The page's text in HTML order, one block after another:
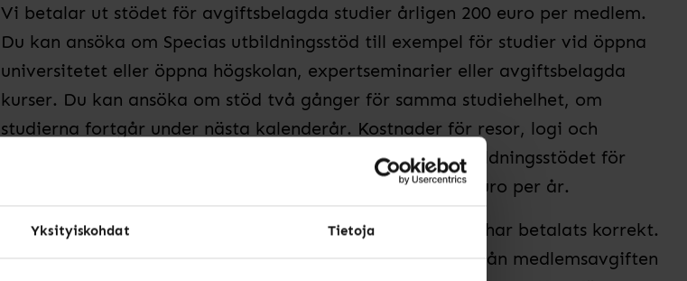
Yksityiskohdat Tietoja
Vi betalar ut stödet för avgiftsbelagda studier årligen 200 euro per medlem.
Du kan ansöka om Specias utbildningsstöd till exempel för studier vid öppna
universitetet eller öppna högskolan, expertseminarier eller avgiftsbelagda
kurser. Du kan ansöka om stöd två gånger för samma studiehelhet, om
studierna fortgår under nästa kalenderår. Kostnader för resor, logi och
material omfattas inte av stödet. Du kan ansöka om utbildningsstödet för
men kan högst beviljas stöd 200 euro per år.
Förutsättningen för att få stödet är att medlemsavgiften har betalats korrekt.
Stöd kan inte ansökas under en period då du är befriad från medlemsavgiften